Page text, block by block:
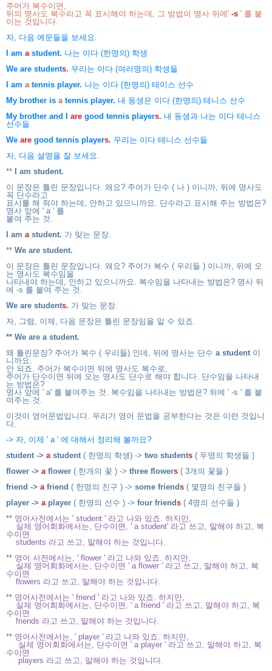
주어가 복수이면,
뒤의 명사도 복수라고 꼭 표시해야 하는데, 그 방법이 명사 뒤에' -s ' 를 붙
이는 것입니다.
자, 다음 예문들을 보세요.
I am a student. 나는 이다 (한명의) 학생
We are students. 우리는 이다 (여러명의) 학생들
I am a tennis player. 나는 이다 (한명의) 테이스 선수
My brother is a tennis player. 내 동생은 이다 (한명의) 테니스 선수
My brother and I
are good tennis players. 내 동생과 나는 이다 테니스
선수들
We are good tennis players. 우리는 이다 테니스 선수들
자, 다음 설명을 잘 보세요.
** I am student.
이 문장은 틀린 문장입니다. 왜요? 주어가 단수 ( 나 ) 이니까, 뒤에 명사도
꼭 단수라고
표시를 해 줘야 하는데, 안하고 있으니까요. 단수라고 표시해 주는 방법은?
명사 앞에 ' a ' 를
붙여 주는 것.
I am a student. 가 맞는 문장.
** We are student.
이 문장은 틀린 문장입니다. 왜요? 주어가 복수 ( 우리들 ) 이니까, 뒤에 오
는 명사도 복수임을
나타내야 하는데, 안하고 있으니까요. 복수임을 나타내는 방법은? 명사 뒤
에 -s 를 붙여 주는 것.
We are students. 가 맞는 문장.
자, 그럼, 이제, 다음 문장은 틀린 문장임을 알 수 있죠.
** We are a student.
왜 틀린문장? 주어가 복수 ( 우리들) 인데, 뒤에 명사는 단수 a student 이
니까요.
안 되죠. 주어가 복수이면 뒤에 명사도 복수로,
주어가 단수이면 뒤에 오는 명사도 단수로 해야 합니다. 단수임을 나타내
는 방법은?
명사 앞에 ' a' 를 붙여주는 것. 복수임을 나타내는 방법은? 뒤에 ' -s ' 를 붙
여주는 것.
이것이 영어문법입니다. 우리가 영어 문법을 공부한다는 것은 이런 것입니
다.
-> 자, 이제 ' a ' 에 대해서 정리해 볼까요?
student -> a student ( 한명의 학생) -> two students ( 두명의 학생들 )
flower -> a flower ( 한개의 꽃 ) -> three flowers ( 3개의 꽃들 )
friend -> a friend ( 한명의 친구 ) -> some friends ( 몇명의 친구들 )
player -> a player ( 한명의 선수 ) -> four friends ( 4명의 선수들 )
** 영어사전에서는 ' student ' 라고 나와 있죠. 하지만,
실제 영어회화에서는, 단수이면, ' a student' 라고 쓰고, 말해야 하고, 복
수이면
students 라고 쓰고, 말해야 하는 것입니다.
** 영어 사전에서는, ' flower ' 라고 나와 있죠. 하지만,
실제 영어회화에서는, 단수이면 ' a flower ' 라고 쓰고, 말해야 하고, 복
수이면
flowers 라고 쓰고, 말해야 하는 것입니다.
** 영어사전에서는 ' friend ' 라고 나와 있죠. 하지만,
실제 영어회화에서는, 단수이면, ' a friend ' 라고 쓰고, 말해야 하고, 복
수이면
friends 라고 쓰고, 말해야 하는 것입니다.
** 영어사전에서는, ' player ' 라고 나와 있죠. 하지만,
실제 영어회화에서는, 단수이면 ' a player ' 라고 쓰고, 말해야 하고, 복
수이면
players 라고 쓰고, 말해야 하는 것입니다.